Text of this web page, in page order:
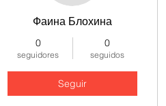
Фаина Блохина
0
seguidores
0
seguidos
Seguir